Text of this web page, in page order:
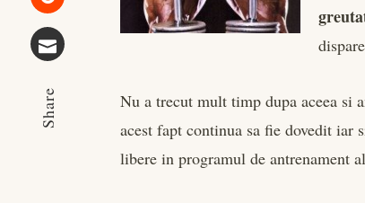
Stumbleupon
Share
Nu a trecut mult timp dupa aceea si
acest fapt continua sa fie dovedit iar
libere in programul de antrenament